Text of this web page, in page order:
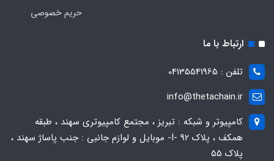
حریم خصوصی
ارتباط با ما
تلفن : 04135541965
info@thetachain.ir
کامپیوتر و شبکه : تبریز ، مجتمع کامپیوتری سهند ، طبقه
همکف ، پلاک 92 -I- موبایل و لوازم جانبی : جنب پاساژ سهند ،
پلاک 55